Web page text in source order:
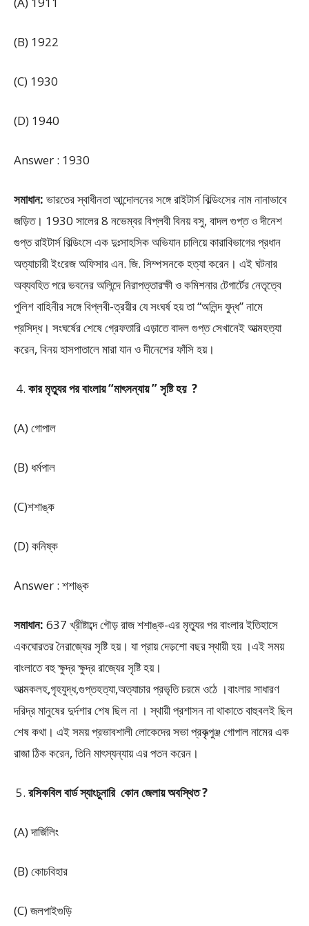
(B) 1922
(C) 1930
(D) 1940
Answer : 1930
সমাধান: ভারতের স্বাধীনতা আন্দোলনের সঙ্গে রাইটার্স বিল্ডিংসের নাম নানাভাবে
জড়িত। 1930 সালের 8 নভেম্বর বিপ্লবী বিনয় বসু, বাদল গুপ্ত ও দীনেশ
গুপ্ত রাইটার্স বিল্ডিংসে এক দুঃসাহসিক অভিযান চালিয়ে কারাবিভাগের প্রধান
অত্যাচারী ইংরেজ অফিসার এন. জি. সিম্পসনকে হত্যা করেন। এই ঘটনার
অব্যবহিত পরে ভবনের অলিন্দে নিরাপত্তারক্ষী ও কমিশনার টেগার্টের নেতৃত্বে
পুলিশ বাহিনীর সঙ্গে বিপ্লবী-ত্রয়ীর যে সংঘর্ষ হয় তা “অলিন্দ যুদ্ধ” নামে
প্রসিদ্ধ। সংঘর্ষের শেষে গ্রেফতারি এড়াতে বাদল গুপ্ত সেখানেই আত্মহত্যা
করেন, বিনয় হাসপাতালে মারা যান ও দীনেশের ফাঁসি হয়।
কার মৃত্যুর পর বাংলায় “মাৎসন্যায় ” সৃষ্টি হয় ?
(A) গোপাল
(B) ধর্মপাল
(C)শশাঙ্ক
(D) কনিষ্ক
Answer : শশাঙ্ক
সমাধান: 637 খ্রীষ্টাব্দে গৌড় রাজ শশাঙ্ক-এর মৃত্যুর পর বাংলার ইতিহাসে
একঘোরতর নৈরাজ্যের সৃষ্টি হয়। যা প্রায় দেড়শো বছর স্থায়ী হয় ।এই সময়
বাংলাতে বহু ক্ষুদ্র ক্ষুদ্র রাজ্যের সৃষ্টি হয়।
আত্মকলহ,গৃহযুদ্ধ,গুপ্তহত্যা,অত্যাচার প্রভৃতি চরমে ওঠে ।বাংলার সাধারণ
দরিদ্র মানুষের দুর্দশার শেষ ছিল না । স্থায়ী প্রশাসন না থাকাতে বাহুবলই ছিল
শেষ কথা। এই সময় প্রভাবশালী লোকেদের সভা প্রকৃত্পুঞ্জ গোপাল নামের এক
রাজা ঠিক করেন, তিনি মাৎস্যন্যায় এর পতন করেন।
রসিকবিল বার্ড স্যাংচুনারি কোন জেলায় অবস্থিত ?
(A) দার্জিলিং
(B) কোচবিহার
(C) জলপাইগুড়ি